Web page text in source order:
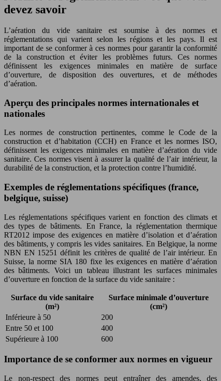
devez savoir
L’aération du vide sanitaire est soumise à des normes et
réglementations qui varient selon les régions et les pays. Il est
important de se conformer à ces normes pour garantir la conformité
de la construction et éviter les problèmes futurs. Ces normes
définissent les exigences minimales en matière de surface
d’ouverture, de disposition des ouvertures, et de méthodes
d’aération.
Aperçu des principales normes internationales et
nationales
Les normes de construction pertinentes, comme le Code de la
construction et d’habitation (CCH) en France et les normes ISO,
définissent les exigences minimales en matière d’aération du vide
sanitaire. Ces normes visent à assurer la qualité de l’air intérieur, la
durabilité de la construction, et la protection contre l’humidité.
Exemples de réglementations spécifiques (france,
belgique, suisse)
Les réglementations spécifiques varient en fonction des climats et
des types de bâtiments. En France, la réglementation thermique
RT2012 impose des exigences en matière d’isolation et d’aération
des bâtiments, y compris les vides sanitaires. En Belgique, la norme
NBN EN 15251 définit les critères de qualité de l’air intérieur. En
Suisse, la norme SIA 180 fixe les exigences en matière d’aération
des bâtiments. Voici un tableau illustrant les surfaces minimales
d’ouverture en fonction de la surface du vide sanitaire :
Surface du vide sanitaire
(m²)
Surface minimale d’ouverture
(cm²)
Inférieure à 50
200
Entre 50 et 100
400
Supérieure à 100
600
Importance de se conformer aux normes en vigueur
Le non-respect des normes peut entraîner des amendes, des